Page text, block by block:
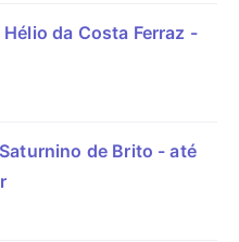
Hélio da Costa Ferraz -
de Brito - até